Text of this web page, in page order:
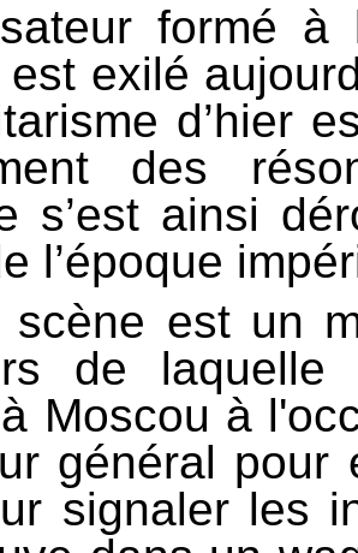
formé à
est exilé
d’hier
des
s’est ainsi
l’époque
scène est un
de laquelle
Moscou à
général pour
signaler les